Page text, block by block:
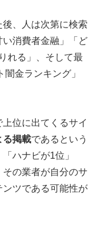
、人は次第に検索
消費者金融」「ど
れる」、そして最
金ランキング」
位に出てくるサイ
る掲載であるという
ハナビが1位」
その業者が自分のサ
ツである可能性が